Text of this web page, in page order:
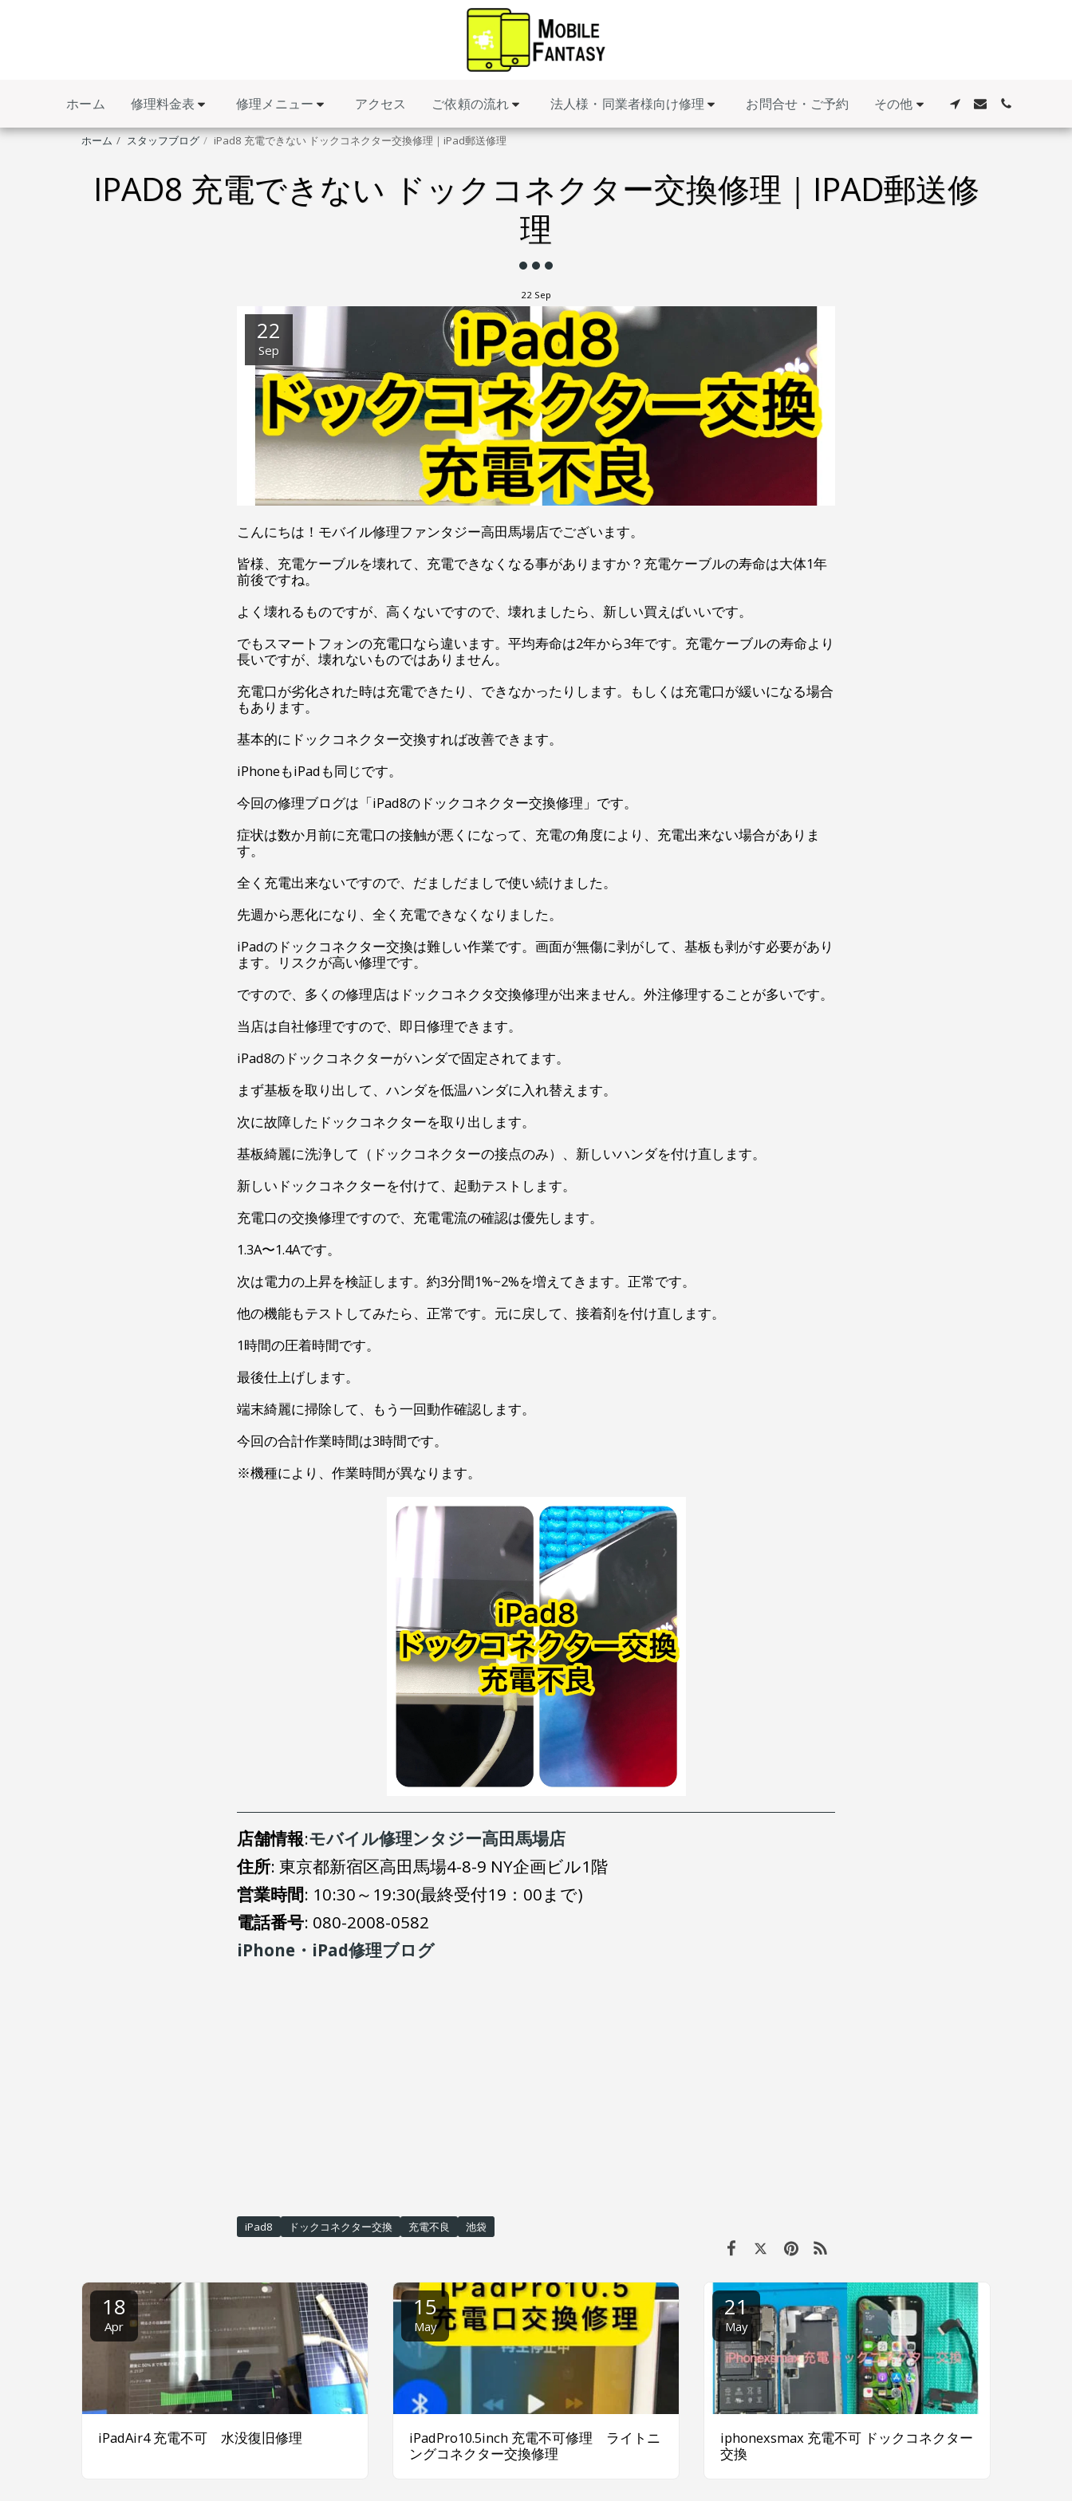
ホーム 修理料金表 修理メニュー アクセス ご依頼の流れ 法人様・同業者様向け修理 お問合せ・ご予約 その他
ホーム スタッフブログ iPad8 充電できない ドックコネクター交換修理｜iPad郵送修理
IPAD8 充電できない ドックコネクター交換修理｜IPAD郵送修
理
22 Sep
22
Sep
こんにちは！モバイル修理ファンタジー高田馬場店でございます。
皆様、充電ケーブルを壊れて、充電できなくなる事がありますか？充電ケーブルの寿命は大体1年
前後ですね。
よく壊れるものですが、高くないですので、壊れましたら、新しい買えばいいです。
でもスマートフォンの充電口なら違います。平均寿命は2年から3年です。充電ケーブルの寿命より
長いですが、壊れないものではありません。
充電口が劣化された時は充電できたり、できなかったりします。もしくは充電口が緩いになる場合
もあります。
基本的にドックコネクター交換すれば改善できます。
iPhoneもiPadも同じです。
今回の修理ブログは「iPad8のドックコネクター交換修理」です。
症状は数か月前に充電口の接触が悪くになって、充電の角度により、充電出来ない場合がありま
す。
全く充電出来ないですので、だましだましで使い続けました。
先週から悪化になり、全く充電できなくなりました。
iPadのドックコネクター交換は難しい作業です。画面が無傷に剥がして、基板も剥がす必要があり
ます。リスクが高い修理です。
ですので、多くの修理店はドックコネクタ交換修理が出来ません。外注修理することが多いです。
当店は自社修理ですので、即日修理できます。
iPad8のドックコネクターがハンダで固定されてます。
まず基板を取り出して、ハンダを低温ハンダに入れ替えます。
次に故障したドックコネクターを取り出します。
基板綺麗に洗浄して（ドックコネクターの接点のみ）、新しいハンダを付け直します。
新しいドックコネクターを付けて、起動テストします。
充電口の交換修理ですので、充電電流の確認は優先します。
1.3A〜1.4Aです。
次は電力の上昇を検証します。約3分間1%~2%を増えてきます。正常です。
他の機能もテストしてみたら、正常です。元に戻して、接着剤を付け直します。
1時間の圧着時間です。
最後仕上げします。
端末綺麗に掃除して、もう一回動作確認します。
今回の合計作業時間は3時間です。
※機種により、作業時間が異なります。
店舗情報:モバイル修理ンタジー高田馬場店
住所: 東京都新宿区高田馬場4-8-9 NY企画ビル1階
営業時間: 10:30～19:30(最終受付19：00まで)
電話番号: 080-2008-0582
iPhone・iPad修理ブログ
iPad8 ドックコネクター交換 充電不良 池袋
18
Apr
iPadAir4 充電不可 水没復旧修理
15
May
iPadPro10.5inch 充電不可修理 ライトニ
ングコネクター交換修理
21
May
iphonexsmax 充電不可 ドックコネクター
交換